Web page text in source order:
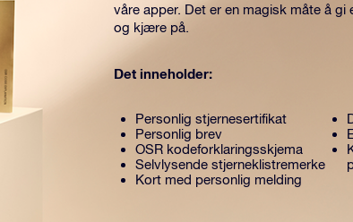
våre apper. Det er en magisk måte å gi
og kjære på.
Det inneholder:
Personlig stjernesertifikat
Personlig brev
OSR kodeforklaringsskjema
Selvlysende stjerneklistremerke
Kort med personlig melding